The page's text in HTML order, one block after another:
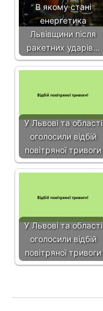
В якому стані
енергетика
Львівщини після
ракетних ударів…
У Львові та області
оголосили відбій
повітряної тривоги
У Львові та області
оголосили відбій
повітряної тривоги